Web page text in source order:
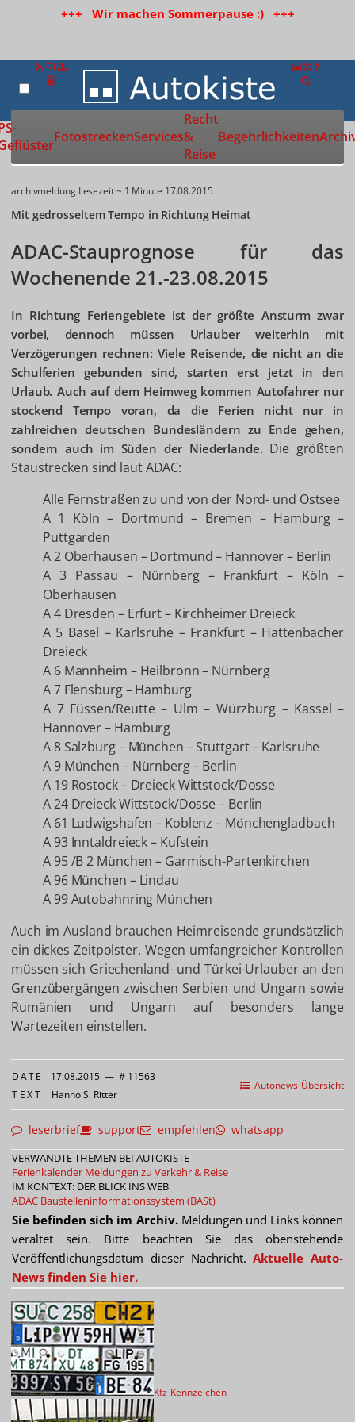
+++ Wir machen Sommerpause :) +++
Zur Startseite
FotostreckenServices
Recht
&
Reise
Begehrlichkeiten
archivmeldung Lesezeit ~ 1 Minute 17.08.2015
Mit gedrosseltem Tempo in Richtung Heimat
ADAC-Stauprognose für das
Wochenende 21.-23.08.2015
In Richtung Feriengebiete ist der größte Ansturm zwar
vorbei, dennoch müssen Urlauber weiterhin mit
Verzögerungen rechnen: Viele Reisende, die nicht an die
Schulferien gebunden sind, starten erst jetzt in den
Urlaub. Auch auf dem Heimweg kommen Autofahrer nur
stockend Tempo voran, da die Ferien nicht nur in
zahlreichen deutschen Bundesländern zu Ende gehen,
sondern auch im Süden der Niederlande. Die größten
Staustrecken sind laut ADAC:
Alle Fernstraßen zu und von der Nord- und Ostsee
A 1 Köln – Dortmund – Bremen – Hamburg –
Puttgarden
A 2 Oberhausen – Dortmund – Hannover – Berlin
A 3 Passau – Nürnberg – Frankfurt – Köln –
Oberhausen
A 4 Dresden – Erfurt – Kirchheimer Dreieck
A 5 Basel – Karlsruhe – Frankfurt – Hattenbacher
Dreieck
A 6 Mannheim – Heilbronn – Nürnberg
A 7 Flensburg – Hamburg
A 7 Füssen/Reutte – Ulm – Würzburg – Kassel –
Hannover – Hamburg
A 8 Salzburg – München – Stuttgart – Karlsruhe
A 9 München – Nürnberg – Berlin
A 19 Rostock – Dreieck Wittstock/Dosse
A 24 Dreieck Wittstock/Dosse – Berlin
A 61 Ludwigshafen – Koblenz – Mönchengladbach
A 93 Inntaldreieck – Kufstein
A 95 /B 2 München – Garmisch-Partenkirchen
A 96 München – Lindau
A 99 Autobahnring München
Auch im Ausland brauchen Heimreisende grundsätzlich
ein dickes Zeitpolster. Wegen umfangreicher Kontrollen
müssen sich Griechenland- und Türkei-Urlauber an den
Grenzübergängen zwischen Serbien und Ungarn sowie
Rumänien und Ungarn auf besonders lange
Wartezeiten einstellen.
Autonews-Übersicht
DATE 17.08.2015 — # 11563
TEXT Hanno S. Ritter
leserbrief support empfehlen whatsapp
VERWANDTE THEMEN BEI AUTOKISTE
Ferienkalender Meldungen zu Verkehr & Reise
IM KONTEXT: DER BLICK INS WEB
ADAC Baustelleninformationssystem (BASt)
Sie befinden sich im Archiv.Meldungen und Links können
veraltet sein. Bitte beachten Sie das obenstehende
Veröffentlichungsdatum dieser Nachricht.Aktuelle Auto-
News finden Sie hier.
Kfz-Kennzeichen